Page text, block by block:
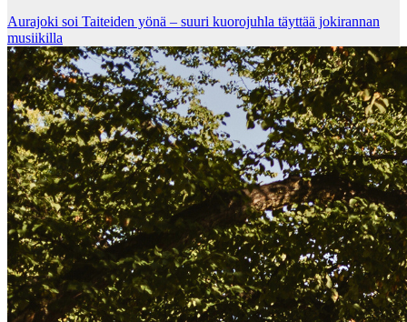
Aurajoki soi Taiteiden yönä – suuri kuorojuhla täyttää jokirannan
musiikilla